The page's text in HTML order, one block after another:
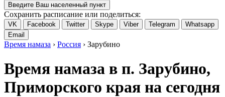
Введите Ваш населенный пункт
Сохранить расписание или поделиться:
VK Facebook Twitter Skype Viber Telegram
Whatsapp
Email
Время намаза › Россия › Зарубино
Время намаза в п. Зарубино,
Приморского края на сегодня